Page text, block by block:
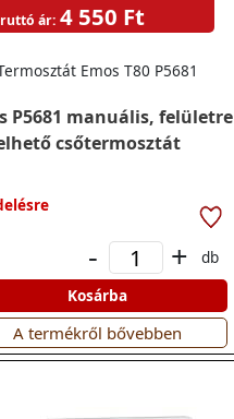
P5681 manuális, felületre
csőtermosztát
Emos T80 P5681
ár: 4 550 Ft
- +
db
Kosárba
A termékről bővebben